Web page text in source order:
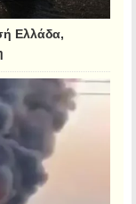
Ελλάδα,